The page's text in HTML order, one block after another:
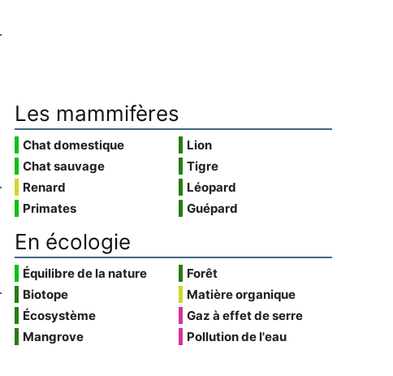
Les mammifères
Chat domestique
Chat sauvage
Renard
Primates
Lion
Tigre
Léopard
Guépard
En écologie
Équilibre de la nature
Biotope
Écosystème
Mangrove
Forêt
Matière organique
Gaz à effet de serre
Pollution de l'eau